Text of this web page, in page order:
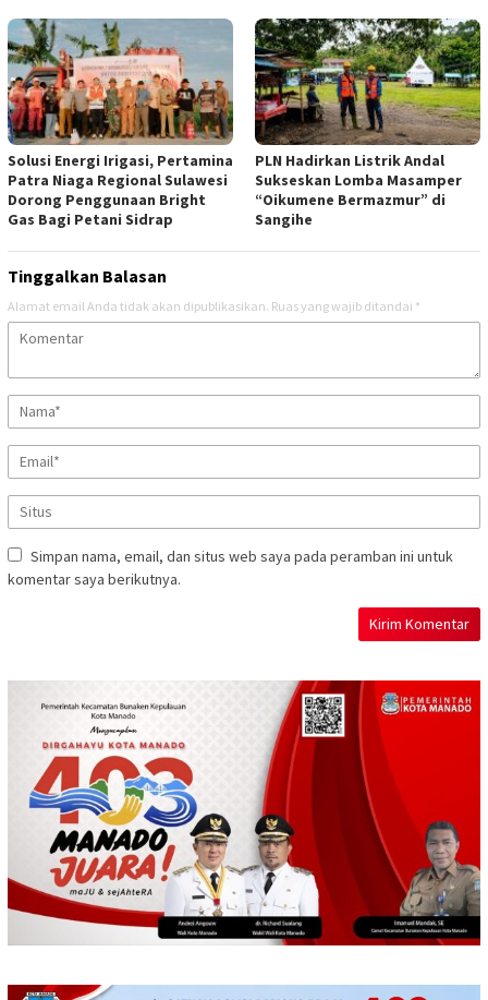
Solusi Energi Irigasi, Pertamina
Patra Niaga Regional Sulawesi
Dorong Penggunaan Bright
Gas Bagi Petani Sidrap
PLN Hadirkan Listrik Andal
Sukseskan Lomba Masamper
“Oikumene Bermazmur” di
Sangihe
Tinggalkan Balasan
Alamat email Anda tidak akan dipublikasikan. Ruas yang wajib ditandai *
Simpan nama, email, dan situs web saya pada peramban ini untuk
komentar saya berikutnya.